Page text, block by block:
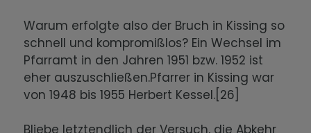
Warum erfolgte also der Bruch in Kissing so
schnell und kompromißlos? Ein Wechsel im
Pfarramt in den Jahren 1951 bzw. 1952 ist
eher auszuschließen.Pfarrer in Kissing war
von 1948 bis 1955 Herbert Kessel.[26]
Bliebe letztendlich der Versuch, die Abkehr